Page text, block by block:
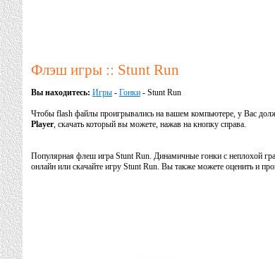
Флэш игры :: Stunt Run
Вы находитесь: Игры - Гонки - Stunt Run
Чтобы flash файлы проигрывались на вашем компьютере, у Вас
Player, скачать который вы можете, нажав на кнопку справа.
Популярная флеш игра Stunt Run. Динамичные гонки с неплохой
онлайн или скачайте игру Stunt Run. Вы также можете оценить и